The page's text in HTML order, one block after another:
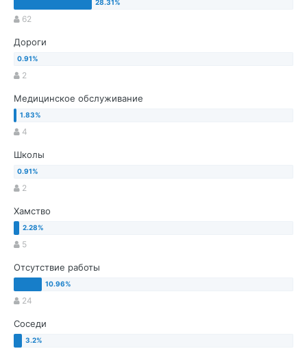
62
Дороги
2
Медицинское обслуживание
4
Школы
2
Хамство
5
Отсутствие работы
24
Соседи